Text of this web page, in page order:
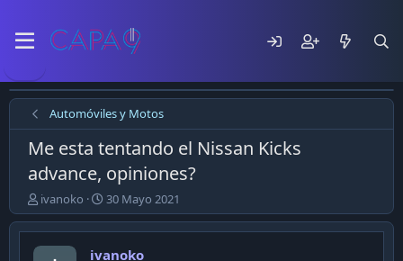
Automóviles y Motos
Me esta tentando el Nissan Kicks
advance, opiniones?
E
m
p
e
ivanoko
F
e
c
30 Mayo 2021
ivanoko